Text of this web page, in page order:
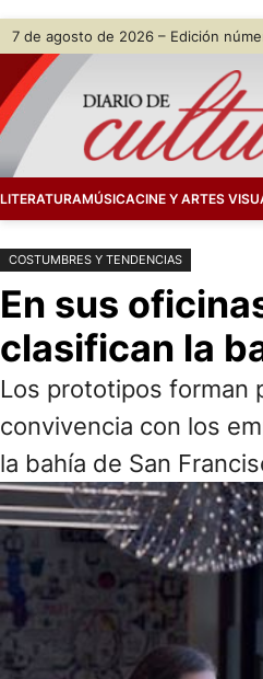
Saltar
contenido
Skip
content
7 de agosto de 2026 – Edición
LITERATURAMÚSICACINE Y ARTES
COSTUMBRES Y TENDENCIAS
En sus
clasifican la
Los prototipos forman
convivencia con los
la bahía de San